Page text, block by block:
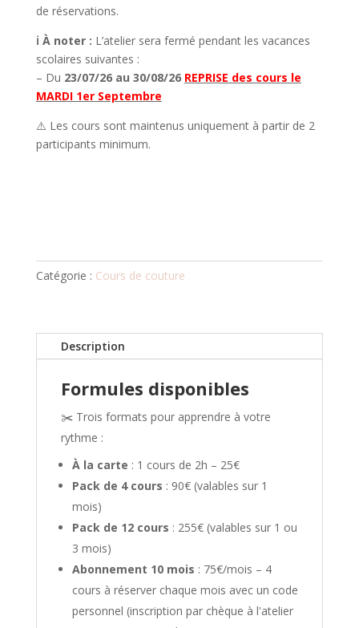
de réservations.
ℹ️ À noter : L’atelier sera fermé pendant les vacances
scolaires suivantes :
– Du 23/07/26 au 30/08/26 REPRISE des cours le
MARDI 1er Septembre
⚠️ Les cours sont maintenus uniquement à partir de 2
participants minimum.
Catégorie : Cours de couture
Description
Formules disponibles
✂️ Trois formats pour apprendre à votre
rythme :
À la carte : 1 cours de 2h – 25€
Pack de 4 cours : 90€ (valables sur 1
mois)
Pack de 12 cours : 255€ (valables sur 1 ou
3 mois)
Abonnement 10 mois : 75€/mois – 4
cours à réserver chaque mois avec un code
personnel (inscription par chèque à l'atelier